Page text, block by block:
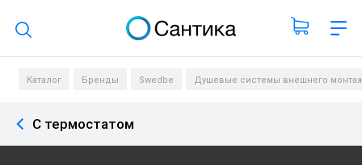
Поиск по каталогу
Каталог Бренды Swedbe Душевые системы внешнего
С термостатом